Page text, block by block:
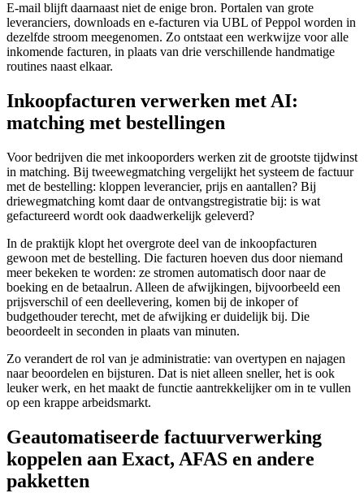
E-mail blijft daarnaast niet de enige bron. Portalen van grote
leveranciers, downloads en e-facturen via UBL of Peppol worden in
dezelfde stroom meegenomen. Zo ontstaat een werkwijze voor alle
inkomende facturen, in plaats van drie verschillende handmatige
routines naast elkaar.
Inkoopfacturen verwerken met AI:
matching met bestellingen
Voor bedrijven die met inkooporders werken zit de grootste tijdwinst
in matching. Bij tweewegmatching vergelijkt het systeem de factuur
met de bestelling: kloppen leverancier, prijs en aantallen? Bij
driewegmatching komt daar de ontvangstregistratie bij: is wat
gefactureerd wordt ook daadwerkelijk geleverd?
In de praktijk klopt het overgrote deel van de inkoopfacturen
gewoon met de bestelling. Die facturen hoeven dus door niemand
meer bekeken te worden: ze stromen automatisch door naar de
boeking en de betaalrun. Alleen de afwijkingen, bijvoorbeeld een
prijsverschil of een deellevering, komen bij de inkoper of
budgethouder terecht, met de afwijking er duidelijk bij. Die
beoordeelt in seconden in plaats van minuten.
Zo verandert de rol van je administratie: van overtypen en najagen
naar beoordelen en bijsturen. Dat is niet alleen sneller, het is ook
leuker werk, en het maakt de functie aantrekkelijker om in te vullen
op een krappe arbeidsmarkt.
Geautomatiseerde factuurverwerking
koppelen aan Exact, AFAS en andere
pakketten